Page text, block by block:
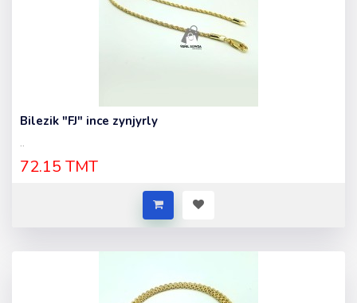
Bilezik "FJ" ince zynjyrly
..
72.15 TMT